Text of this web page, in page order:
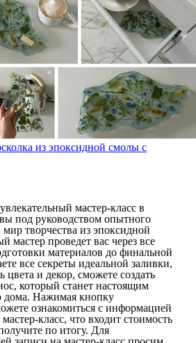
из эпоксидной смолы с
мастер-класс в
под руководством опытного
мир творчества из эпоксидной
проведет вас через все
материалов до финальной
все секреты идеальной заливки,
цвета и декор, сможете создать
который станет настоящим
дома. Нажимая кнопку
ознакомиться с информацией
класс, что входит стоимость
по итогу. Для